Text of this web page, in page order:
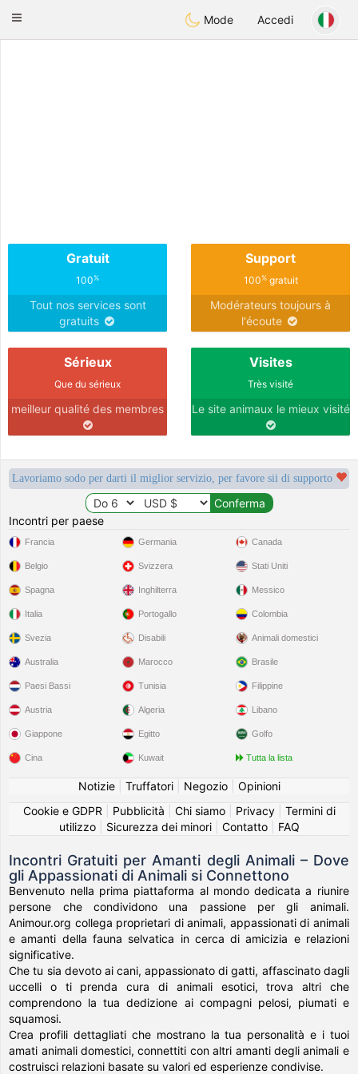
Animour
Toggle
Mode Accedi
Gratuit
100%
Tout nos services sont
gratuits
Support
100%gratuit
Modérateurs toujours à
l'écoute
Sérieux
Que du sérieux
meilleur qualité des membres
Visites
Très visité
Le site animaux le mieux visité
Lavoriamo sodo per darti il miglior servizio, per favore sii di supporto
Incontri per paese
Francia
Belgio
Spagna
Italia
Svezia
Germania
Svizzera
Inghilterra
Portogallo
Disabili
Canada
Stati Uniti
Messico
Colombia
Animali domestici
Australia
Paesi Bassi
Austria
Giappone
Cina
Marocco
Tunisia
Algeria
Egitto
Kuwait
Brasile
Filippine
Libano
Golfo
Tutta la lista
Notizie| Truffatori| Negozio| Opinioni
Cookie e GDPR
Pubblicità Chi siamo| Privacy| Termini di
utilizzo| Sicurezza dei minori| Contatto| FAQ
Incontri Gratuiti per Amanti degli Animali – Dove
gli Appassionati di Animali si Connettono
Benvenuto nella prima piattaforma al mondo dedicata a riunire
persone che condividono una passione per gli animali.
Animour.org collega proprietari di animali, appassionati di animali
e amanti della fauna selvatica in cerca di amicizia e relazioni
significative.
Che tu sia devoto ai cani, appassionato di gatti, affascinato dagli
uccelli o ti prenda cura di animali esotici, trova altri che
comprendono la tua dedizione ai compagni pelosi, piumati e
squamosi.
Crea profili dettagliati che mostrano la tua personalità e i tuoi
amati animali domestici, connettiti con altri amanti degli animali e
costruisci relazioni basate su valori ed esperienze condivise.